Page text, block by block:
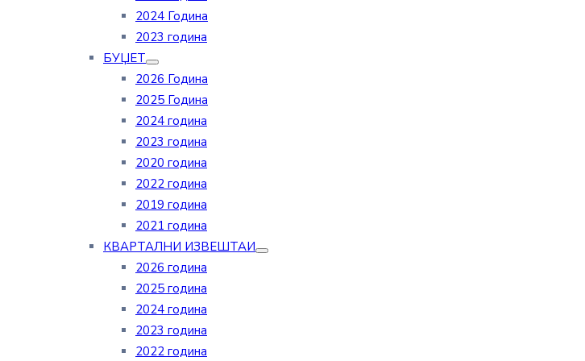
2024 Година
2023 година
БУЏЕТ
2026 Година
2025 Година
2024 година
2023 година
2020 година
2022 година
2019 година
2021 година
КВАРТАЛНИ ИЗВЕШТАИ
2026 година
2025 година
2024 година
2023 година
2022 година